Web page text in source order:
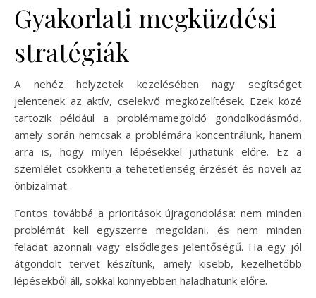
Gyakorlati megküzdési
stratégiák
A nehéz helyzetek kezelésében nagy segítséget
jelentenek az aktív, cselekvő megközelítések. Ezek közé
tartozik például a problémamegoldó gondolkodásmód,
amely során nemcsak a problémára koncentrálunk, hanem
arra is, hogy milyen lépésekkel juthatunk előre. Ez a
szemlélet csökkenti a tehetetlenség érzését és növeli az
önbizalmat.
Fontos továbbá a prioritások újragondolása: nem minden
problémát kell egyszerre megoldani, és nem minden
feladat azonnali vagy elsődleges jelentőségű. Ha egy jól
átgondolt tervet készítünk, amely kisebb, kezelhetőbb
lépésekből áll, sokkal könnyebben haladhatunk előre.